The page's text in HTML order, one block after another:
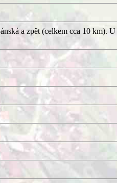
a zpět (celkem cca 10 km).